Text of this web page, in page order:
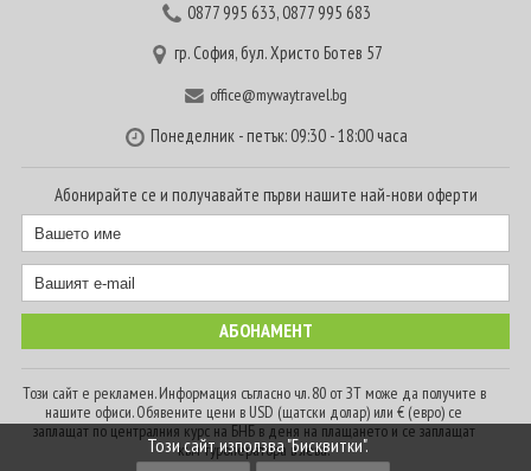
0877 995 633,0877 995 683
гр. София, бул. Христо Ботев 57
office@mywaytravel.bg
Понеделник - петък: 09:30 - 18:00 часа
Абонирайте се и получавайте първи нашите най-нови оферти
Този сайт е рекламен. Информация съгласно чл. 80 от ЗТ може да получите в
нашите офиси. Обявените цени в USD (щатски долар) или € (евро) се
заплащат по централния курс на БНБ в деня на плащането и се заплащат
към туроператора в лева.
Този сайт използва "Бисквитки".